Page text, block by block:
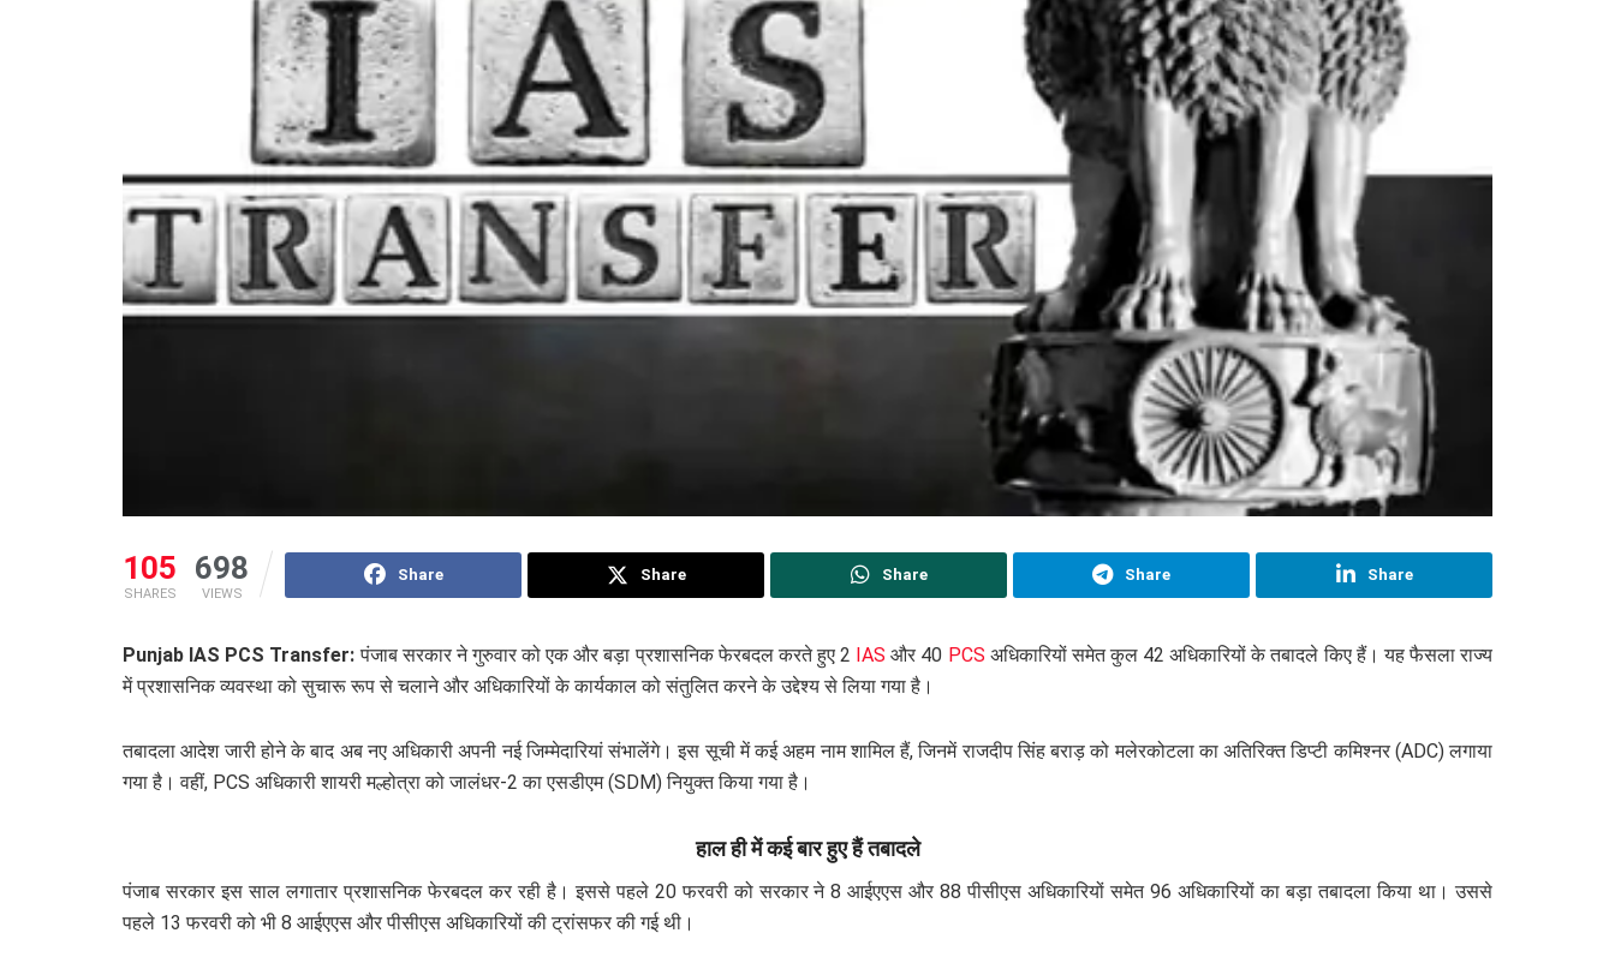
105
SHARES
698
VIEWS
Share Share Share Share Share
Punjab IAS PCS Transfer: पंजाब सरकार ने गुरुवार को एक और बड़ा प्रशासनिक फेरबदल करते हुए 2 IAS और 40 PCS अधिकारियों समेत कुल 42 अधिकारियों के तबादले किए हैं। यह फैसला राज्य
में प्रशासनिक व्यवस्था को सुचारू रूप से चलाने और अधिकारियों के कार्यकाल को संतुलित करने के उद्देश्य से लिया गया है।
तबादला आदेश जारी होने के बाद अब नए अधिकारी अपनी नई जिम्मेदारियां संभालेंगे। इस सूची में कई अहम नाम शामिल हैं, जिनमें राजदीप सिंह बराड़ को मलेरकोटला का अतिरिक्त डिप्टी कमिश्नर (ADC) लगाया
गया है। वहीं, PCS अधिकारी शायरी मल्होत्रा को जालंधर-2 का एसडीएम (SDM) नियुक्त किया गया है।
हाल ही में कई बार हुए हैं तबादले
पंजाब सरकार इस साल लगातार प्रशासनिक फेरबदल कर रही है। इससे पहले 20 फरवरी को सरकार ने 8 आईएएस और 88 पीसीएस अधिकारियों समेत 96 अधिकारियों का बड़ा तबादला किया था। उससे
पहले 13 फरवरी को भी 8 आईएएस और पीसीएस अधिकारियों की ट्रांसफर की गई थी।